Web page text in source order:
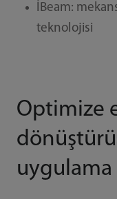
İBeam:
teknolojisi
Optimize
uygulama